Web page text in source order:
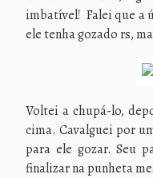
imbatível! Falei que a
ele tenha gozado rs,
Voltei a chupá-lo,
cima. Cavalguei por
para ele gozar. Seu
finalizar na punheta